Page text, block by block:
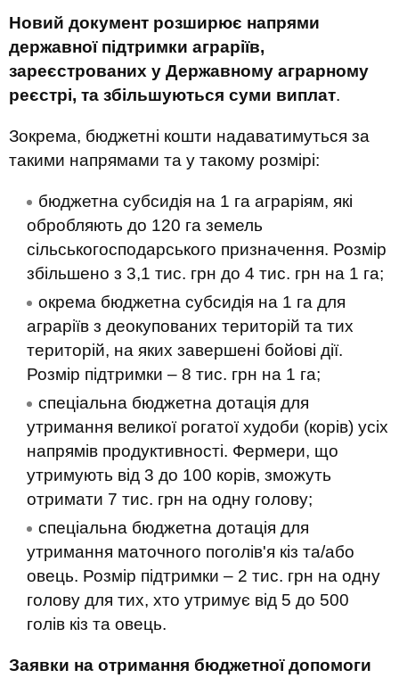
Новий документ розширює напрями
державної підтримки аграріїв,
зареєстрованих у Державному аграрному
реєстрі, та збільшуються суми виплат.
Зокрема, бюджетні кошти надаватимуться за
такими напрямами та у такому розмірі:
бюджетна субсидія на 1 га аграріям, які
обробляють до 120 га земель
сільськогосподарського призначення. Розмір
збільшено з 3,1 тис. грн до 4 тис. грн на 1 га;
окрема бюджетна субсидія на 1 га для
аграріїв з деокупованих територій та тих
територій, на яких завершені бойові дії.
Розмір підтримки – 8 тис. грн на 1 га;
спеціальна бюджетна дотація для
утримання великої рогатої худоби (корів) усіх
напрямів продуктивності. Фермери, що
утримують від 3 до 100 корів, зможуть
отримати 7 тис. грн на одну голову;
спеціальна бюджетна дотація для
утримання маточного поголів'я кіз та/або
овець. Розмір підтримки – 2 тис. грн на одну
голову для тих, хто утримує від 5 до 500
голів кіз та овець.
Заявки на отримання бюджетної допомоги